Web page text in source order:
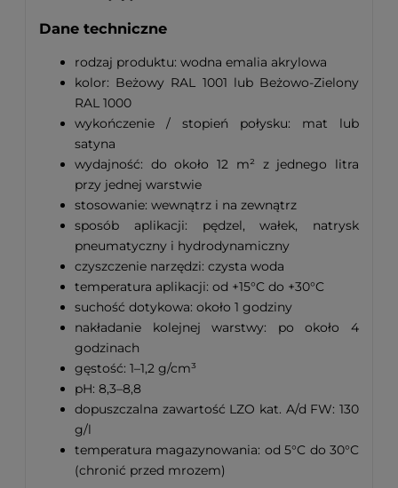
Dane techniczne
rodzaj produktu: wodna emalia akrylowa
kolor: Beżowy RAL 1001 lub Beżowo-Zielony
RAL 1000
wykończenie / stopień połysku: mat lub
satyna
wydajność: do około 12 m² z jednego litra
przy jednej warstwie
stosowanie: wewnątrz i na zewnątrz
sposób aplikacji: pędzel, wałek, natrysk
pneumatyczny i hydrodynamiczny
czyszczenie narzędzi: czysta woda
temperatura aplikacji: od +15°C do +30°C
suchość dotykowa: około 1 godziny
nakładanie kolejnej warstwy: po około 4
godzinach
gęstość: 1–1,2 g/cm³
pH: 8,3–8,8
dopuszczalna zawartość LZO kat. A/d FW: 130
g/l
temperatura magazynowania: od 5°C do 30°C
(chronić przed mrozem)